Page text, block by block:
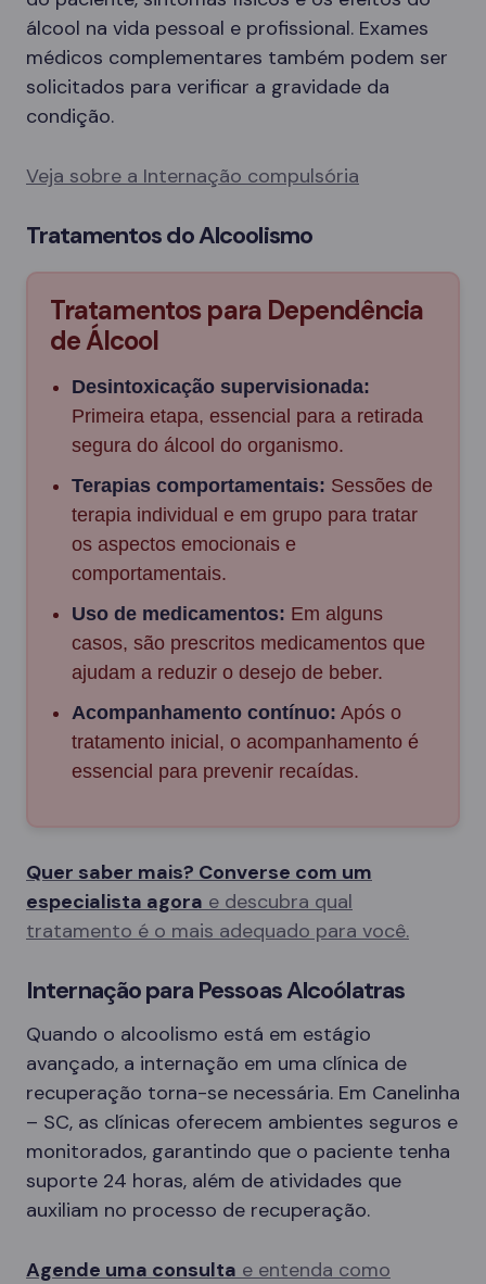
álcool na vida pessoal e profissional. Exames
médicos complementares também podem ser
solicitados para verificar a gravidade da
condição.
Veja sobre a Internação compulsória
Tratamentos do Alcoolismo
Tratamentos para Dependência
de Álcool
Desintoxicação supervisionada:
Primeira etapa, essencial para a retirada
segura do álcool do organismo.
Terapias comportamentais: Sessões de
terapia individual e em grupo para tratar
os aspectos emocionais e
comportamentais.
Uso de medicamentos: Em alguns
casos, são prescritos medicamentos que
ajudam a reduzir o desejo de beber.
Acompanhamento contínuo: Após o
tratamento inicial, o acompanhamento é
essencial para prevenir recaídas.
Quer saber mais? Converse com um
especialista agora e descubra qual
tratamento é o mais adequado para você.
Internação para Pessoas Alcoólatras
Quando o alcoolismo está em estágio
avançado, a internação em uma clínica de
recuperação torna-se necessária. Em Canelinha
– SC, as clínicas oferecem ambientes seguros e
monitorados, garantindo que o paciente tenha
suporte 24 horas, além de atividades que
auxiliam no processo de recuperação.
Agende uma consulta e entenda como